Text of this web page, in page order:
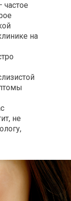
частое
на
не